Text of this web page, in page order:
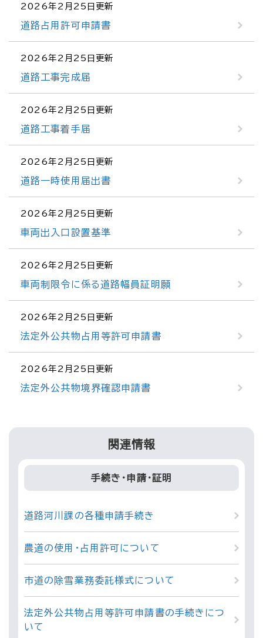
2026年2月25日更新
道路占用許可申請書
2026年2月25日更新
道路工事完成届
2026年2月25日更新
道路工事着手届
2026年2月25日更新
道路一時使用届出書
2026年2月25日更新
車両出入口設置基準
2026年2月25日更新
車両制限令に係る道路幅員証明願
2026年2月25日更新
法定外公共物占用等許可申請書
2026年2月25日更新
法定外公共物境界確認申請書
関連情報
手続き・申請・証明
道路河川課の各種申請手続き
農道の使用・占用許可について
市道の除雪業務委託様式について
法定外公共物占用等許可申請書の手続きにつ
いて